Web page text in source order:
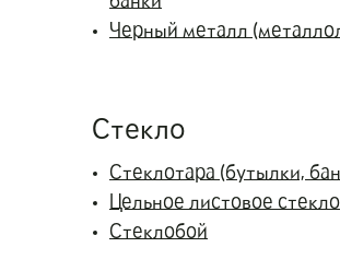
Черный металл
Стекло
Стеклотара (бутылки,
Цельное листовое стекло
Стеклобой